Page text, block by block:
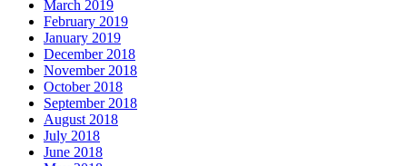
March 2019
February 2019
January 2019
December 2018
November 2018
October 2018
September 2018
August 2018
July 2018
June 2018